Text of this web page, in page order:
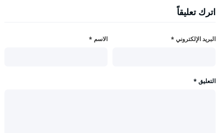
اترك تعليقاً
الاسم * البريد الإلكتروني *
التعليق *